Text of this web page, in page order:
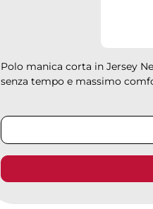
Polo manica corta in Jersey
senza tempo e massimo